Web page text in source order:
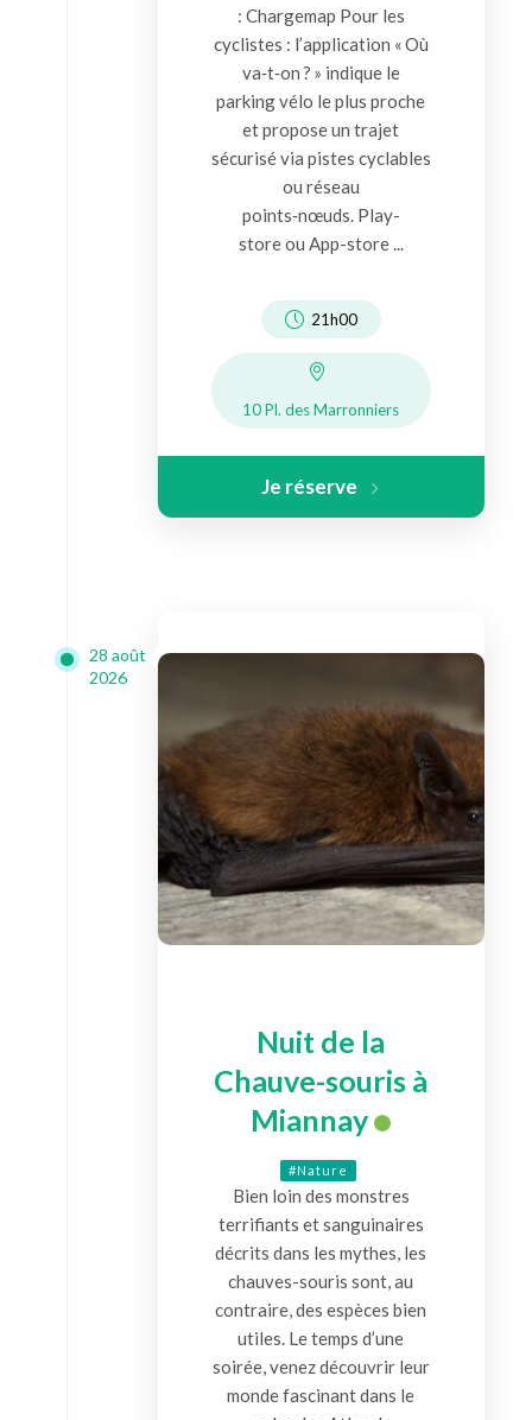
: Chargemap Pour les
cyclistes : l’application « Où
va‑t‑on ? » indique le
parking vélo le plus proche
et propose un trajet
sécurisé via pistes cyclables
ou réseau
points‑nœuds. Play-
store ou App-store ...
21h00
10 Pl. des Marronniers
Je réserve
28 août
2026
Nuit de la
Chauve-souris à
Miannay
#Nature
Bien loin des monstres
terrifiants et sanguinaires
décrits dans les mythes, les
chauves-souris sont, au
contraire, des espèces bien
utiles. Le temps d’une
soirée, venez découvrir leur
monde fascinant dans le